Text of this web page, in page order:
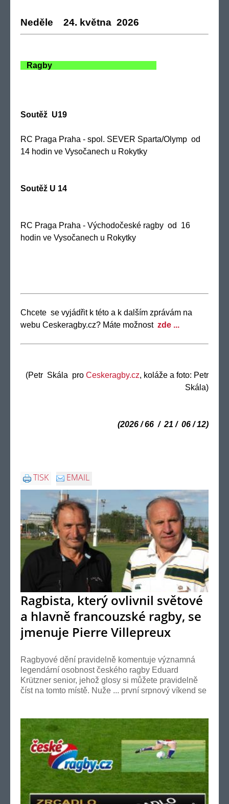
Neděle 24. května 2026
Ragby
Soutěž U19
RC Praga Praha - spol. SEVER Sparta/Olymp od
14 hodin ve Vysočanech u Rokytky
Soutěž U 14
RC Praga Praha - Východočeské ragby od 16
hodin ve Vysočanech u Rokytky
Chcete se vyjádřit k této a k dalším zprávám na
webu Ceskeragby.cz? Máte možnost zde ...
(Petr Skála pro Ceskeragby.cz, koláže a foto: Petr
Skála)
(2026 / 66 / 21 / 06 / 12)
EMAIL
TISK
Ragbista, který ovlivnil světové
a hlavně francouzské ragby, se
jmenuje Pierre Villepreux
Ragbyové dění pravidelně komentuje významná
legendární osobnost českého ragby Eduard
Krützner senior, jehož glosy si můžete pravidelně
číst na tomto místě. Nuže ... první srpnový víkend se